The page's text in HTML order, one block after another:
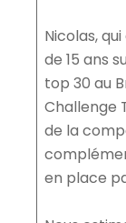
Nicolas,
de 15 ans
top 30 au
Challenge
de la
en place